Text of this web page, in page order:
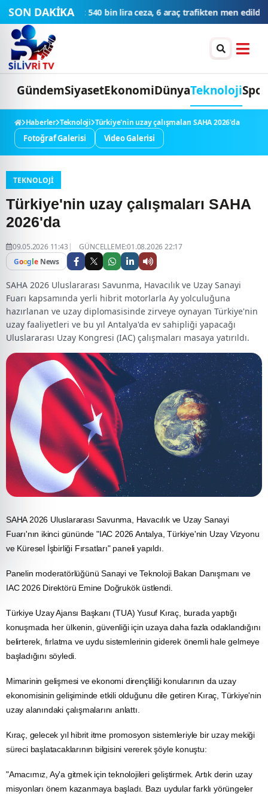
SON DAKİKA
araç trafikten men edildiTHY'den tüm zamanların yolcu ve uçuş
GündemSiyasetEkonomiDünyaTeknolojiSpor
Haberler Teknoloji Türkiye'nin uzay çalışmaları SAHA 2026'da
Fotoğraf Galerisi Video Galerisi
TEKNOLOJI
Türkiye'nin uzay çalışmaları SAHA
2026'da
09.05.2026 11:43
GÜNCELLEME:01.08.2026 22:17
Google News
SAHA 2026 Uluslararası Savunma, Havacılık ve Uzay Sanayi
Fuarı kapsamında yerli hibrit motorlarla Ay yolculuğuna
hazırlanan ve uzay diplomasisinde zirveye oynayan Türkiye'nin
uzay faaliyetleri ve bu yıl Antalya'da ev sahipliği yapacağı
Uluslararası Uzay Kongresi (IAC) çalışmaları masaya yatırıldı.
SAHA 2026 Uluslararası Savunma, Havacılıkve Uzay Sanayi
Fuarı'nın ikinci gününde "IAC 2026 Antalya, Türkiye'nin Uzay Vizyonu
ve Küresel İşbirliği Fırsatları" paneli yapıldı.
Panelin moderatörlüğünü Sanayi ve Teknoloji Bakan Danışmanı ve
IAC 2026 Direktörü Emine Doğrukök üstlendi.
Türkiye Uzay Ajansı Başkanı (TUA) Yusuf Kıraç, burada yaptığı
konuşmada her ülkenin, güvenliği için uzaya daha fazla odaklandığını
belirterek, fırlatma ve uydu sistemlerinin giderek önemli hale gelmeye
başladığını söyledi.
Mimarinin gelişmesi ve ekonomi dirençliliği konularının da uzay
ekonomisinin gelişiminde etkili olduğunu dile getiren Kıraç, Türkiye'nin
uzay alanındaki çalışmalarını anlattı.
Kıraç, gelecek yıl hibrit itme promosyon sistemleriyle bir uzay mekiği
süreci başlatacaklarının bilgisini vererek şöyle konuştu:
"Amacımız, Ay'a gitmek için teknolojileri geliştirmek. Artık derin uzay
misyonları önem kazanmaya başladı. Bazı uydular farklı yörüngeler